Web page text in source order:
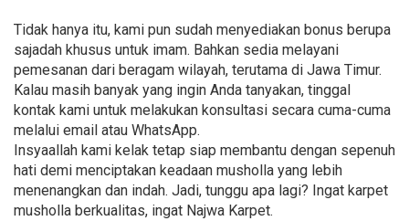
Tidak hanya itu, kami pun sudah menyediakan bonus berupa
sajadah khusus untuk imam. Bahkan sedia melayani
pemesanan dari beragam wilayah, terutama di Jawa Timur.
Kalau masih banyak yang ingin Anda tanyakan, tinggal
kontak kami untuk melakukan konsultasi secara cuma-cuma
melalui email atau WhatsApp.
Insyaallah kami kelak tetap siap membantu dengan sepenuh
hati demi menciptakan keadaan musholla yang lebih
menenangkan dan indah. Jadi, tunggu apa lagi? Ingat karpet
musholla berkualitas, ingat Najwa Karpet.